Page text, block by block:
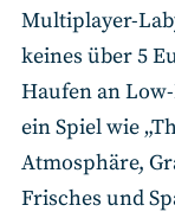
Multiplayer-
keines über 5
Haufen an
ein Spiel wie
Atmosphäre,
Frisches und